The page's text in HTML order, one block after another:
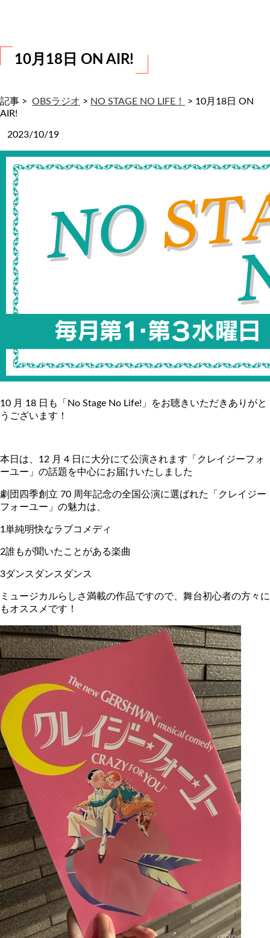
10月18日 ON AIR!
記事 > OBSラジオ > NO STAGE NO LIFE！ > 10月18日 ON
AIR!
2023/10/19
10 月 18 日も「No Stage No Life!」をお聴きいただきありがと
うございます！
本日は、12 月 4 日に大分にて公演されます「クレイジーフォ
ーユー」の話題を中心にお届けいたしました
劇団四季創立 70 周年記念の全国公演に選ばれた「クレイジー
フォーユー」の魅力は、
1単純明快なラブコメディ
2誰もが聞いたことがある楽曲
3ダンスダンスダンス
ミュージカルらしさ満載の作品ですので、舞台初心者の方々に
もオススメです！